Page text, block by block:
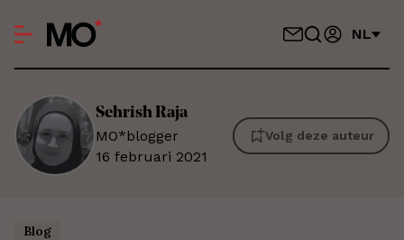
NL
SehrishRaja
MO*blogger
16 februari 2021
Volg deze auteur
Blog